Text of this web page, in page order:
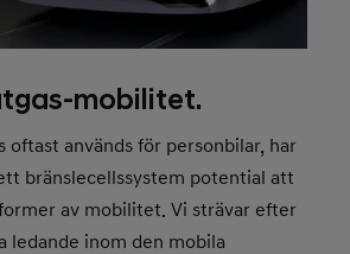
mobilitet.
oftast används för personbilar, har
bränslecellssystem potential att
av mobilitet. Vi strävar efter
ledande inom den mobila